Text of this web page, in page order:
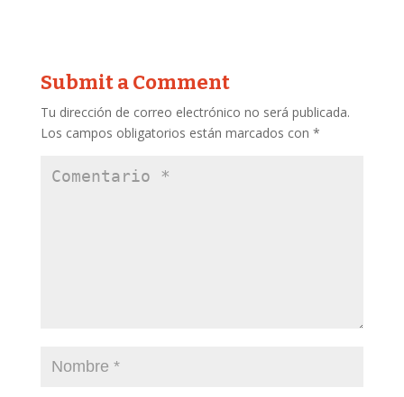
Submit a Comment
Tu dirección de correo electrónico no será publicada.
Los campos obligatorios están marcados con *